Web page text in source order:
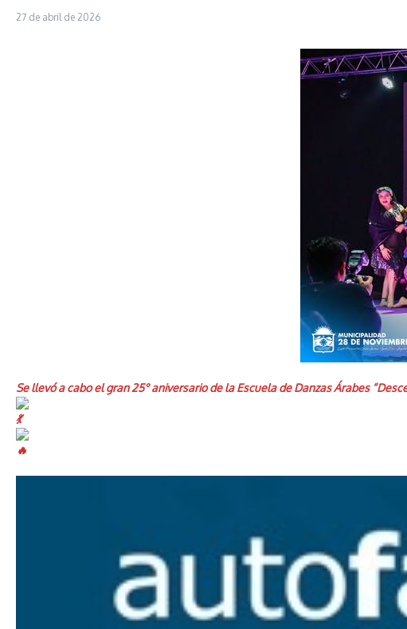
27 de abril de 2026
Se llevó a cabo el gran 25° aniversario de la Escuela de Danzas Árabes